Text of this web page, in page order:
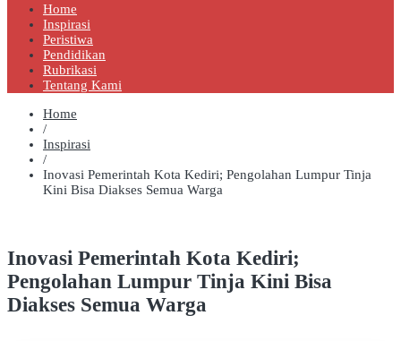
Home
Inspirasi
Peristiwa
Pendidikan
Rubrikasi
Tentang Kami
Home
/
Inspirasi
/
Inovasi Pemerintah Kota Kediri; Pengolahan Lumpur Tinja
Kini Bisa Diakses Semua Warga
Inovasi Pemerintah Kota Kediri;
Pengolahan Lumpur Tinja Kini Bisa
Diakses Semua Warga